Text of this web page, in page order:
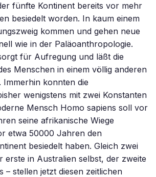
fünfte Kontinent bereits vor mehr
besiedelt worden. In kaum einem
kommen und gehen neue
wie in der Paläoanthropologie.
für Aufregung und läßt die
Menschen in einem völlig anderen
Immerhin konnten die
wenigstens mit zwei Konstanten
Mensch Homo sapiens soll vor
seine afrikanische Wiege
etwa 50000 Jahren den
besiedelt haben. Gleich zwei
erste in Australien selbst, der zweite
– stellen jetzt diesen zeitlichen